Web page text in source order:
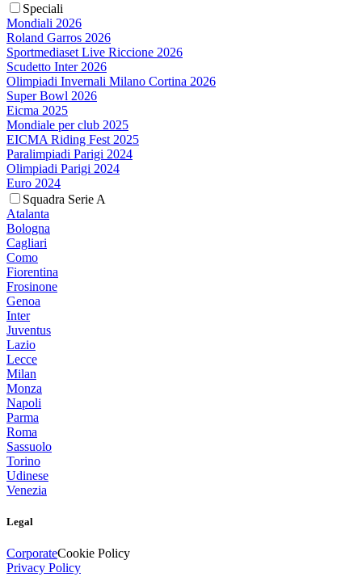
Speciali
Mondiali 2026
Roland Garros 2026
Sportmediaset Live Riccione 2026
Scudetto Inter 2026
Olimpiadi Invernali Milano Cortina 2026
Super Bowl 2026
Eicma 2025
Mondiale per club 2025
EICMA Riding Fest 2025
Paralimpiadi Parigi 2024
Olimpiadi Parigi 2024
Euro 2024
Squadra Serie A
Atalanta
Bologna
Cagliari
Como
Fiorentina
Frosinone
Genoa
Inter
Juventus
Lazio
Lecce
Milan
Monza
Napoli
Parma
Roma
Sassuolo
Torino
Udinese
Venezia
Legal
CorporateCookie Policy
Privacy Policy